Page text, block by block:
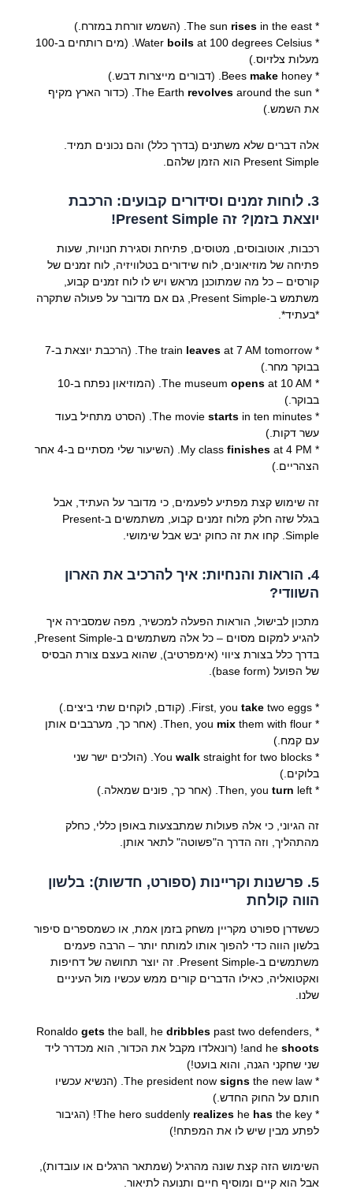
* The sun
rises in the east. (השמש זורחת במזרח.)
* Water
boils
at 100 degrees Celsius. (מים רותחים ב-100
מעלות צלזיוס.)
* Bees
make honey. (דבורים מייצרות דבש.)
* The Earth
revolves
around the sun. (כדור הארץ מקיף
את השמש.)
אלה דברים שלא משתנים (בדרך כלל) והם נכונים תמיד.
Present Simple הוא הזמן שלהם.
3. לוחות זמנים וסידורים קבועים: הרכבת
יוצאת בזמן? זה Present Simple!
רכבות, אוטובוסים, מטוסים, פתיחת וסגירת חנויות, שעות
פתיחה של מוזיאונים, לוח שידורים בטלוויזיה, לוח זמנים של
קורסים – כל מה שמתוכנן מראש ויש לו לוח זמנים קבוע,
משתמש ב-Present Simple, גם אם מדובר על פעולה שתקרה
*בעתיד*.
* The train
leaves
at 7 AM tomorrow. (הרכבת יוצאת ב-7
בבוקר מחר.)
* The museum
opens
at 10 AM. (המוזיאון נפתח ב-10
בבוקר.)
* The movie
starts
in ten minutes. (הסרט מתחיל בעוד
עשר דקות.)
* My class
finishes
at 4 PM. (השיעור שלי מסתיים ב-4 אחר
הצהריים.)
זה שימוש קצת מפתיע לפעמים, כי מדובר על העתיד, אבל
בגלל שזה חלק מלוח זמנים קבוע, משתמשים ב-Present
Simple. קחו את זה כחוק יבש אבל שימושי.
4. הוראות והנחיות: איך להרכיב את הארון
השוודי?
מתכון לבישול, הוראות הפעלה למכשיר, מפה שמסבירה איך
להגיע למקום מסוים – כל אלה משתמשים ב-Present Simple,
בדרך כלל בצורת ציווי (אימפרטיב), שהוא בעצם צורת הבסיס
של הפועל (base form).
* First, you
take two eggs. (קודם, לוקחים שתי ביצים.)
* Then, you
mix
them with flour. (אחר כך, מערבבים אותן
עם קמח.)
* You
walk
straight for two blocks. (הולכים ישר שני
בלוקים.)
* Then, you
turn left. (אחר כך, פונים שמאלה.)
זה הגיוני, כי אלה פעולות שמתבצעות באופן כללי, כחלק
מהתהליך, וזה הדרך ה"פשוטה" לתאר אותן.
5. פרשנות וקריינות (ספורט, חדשות): בלשון
הווה קולחת
כששדרן ספורט מקריין משחק בזמן אמת, או כשמספרים סיפור
בלשון הווה כדי להפוך אותו למותח יותר – הרבה פעמים
משתמשים ב-Present Simple. זה יוצר תחושה של דחיפות
ואקטואליה, כאילו הדברים קורים ממש עכשיו מול העיניים
שלנו.
* Ronaldo
gets the ball, hedribbles past two defenders,
and heshoots
! (רונאלדו מקבל את הכדור, הוא מכדרר ליד
שני שחקני הגנה, והוא בועט!)
* The president now
signs
the new law. (הנשיא עכשיו
חותם על החוק החדש.)
* The hero suddenly
realizes he has
the key! (הגיבור
לפתע מבין שיש לו את המפתח!)
השימוש הזה קצת שונה מהרגיל (שמתאר הרגלים או עובדות),
אבל הוא קיים ומוסיף חיים ותנועה לתיאור.